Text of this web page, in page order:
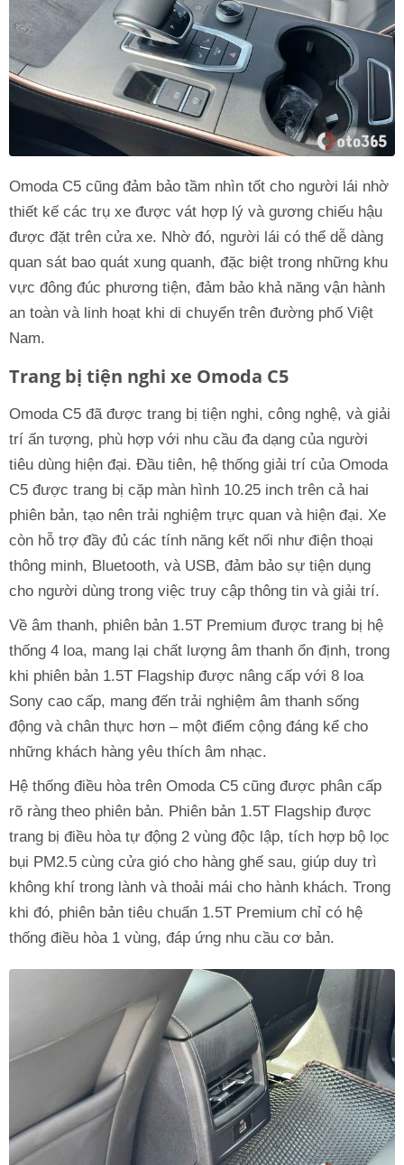
Omoda C5 cũng đảm bảo tầm nhìn tốt cho người lái nhờ
thiết kế các trụ xe được vát hợp lý và gương chiếu hậu
được đặt trên cửa xe. Nhờ đó, người lái có thể dễ dàng
quan sát bao quát xung quanh, đặc biệt trong những khu
vực đông đúc phương tiện, đảm bảo khả năng vận hành
an toàn và linh hoạt khi di chuyển trên đường phố Việt
Nam.
Trang bị tiện nghi xe Omoda C5
Omoda C5 đã được trang bị tiện nghi, công nghệ, và giải
trí ấn tượng, phù hợp với nhu cầu đa dạng của người
tiêu dùng hiện đại. Đầu tiên, hệ thống giải trí của Omoda
C5 được trang bị cặp màn hình 10.25 inch trên cả hai
phiên bản, tạo nên trải nghiệm trực quan và hiện đại. Xe
còn hỗ trợ đầy đủ các tính năng kết nối như điện thoại
thông minh, Bluetooth, và USB, đảm bảo sự tiện dụng
cho người dùng trong việc truy cập thông tin và giải trí.
Về âm thanh, phiên bản 1.5T Premium được trang bị hệ
thống 4 loa, mang lại chất lượng âm thanh ổn định, trong
khi phiên bản 1.5T Flagship được nâng cấp với 8 loa
Sony cao cấp, mang đến trải nghiệm âm thanh sống
động và chân thực hơn – một điểm cộng đáng kể cho
những khách hàng yêu thích âm nhạc.
Hệ thống điều hòa trên Omoda C5 cũng được phân cấp
rõ ràng theo phiên bản. Phiên bản 1.5T Flagship được
trang bị điều hòa tự động 2 vùng độc lập, tích hợp bộ lọc
bụi PM2.5 cùng cửa gió cho hàng ghế sau, giúp duy trì
không khí trong lành và thoải mái cho hành khách. Trong
khi đó, phiên bản tiêu chuẩn 1.5T Premium chỉ có hệ
thống điều hòa 1 vùng, đáp ứng nhu cầu cơ bản.